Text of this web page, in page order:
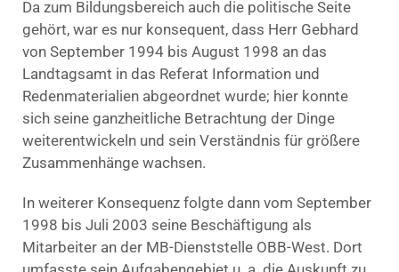
Da zum Bildungsbereich auch die politische Seite
gehört, war es nur konsequent, dass Herr Gebhard
von September 1994 bis August 1998 an das
Landtagsamt in das Referat Information und
Redenmaterialien abgeordnet wurde; hier konnte
sich seine ganzheitliche Betrachtung der Dinge
weiterentwickeln und sein Verständnis für größere
Zusammenhänge wachsen.
In weiterer Konsequenz folgte dann vom September
1998 bis Juli 2003 seine Beschäftigung als
Mitarbeiter an der MB-Dienststelle OBB-West. Dort